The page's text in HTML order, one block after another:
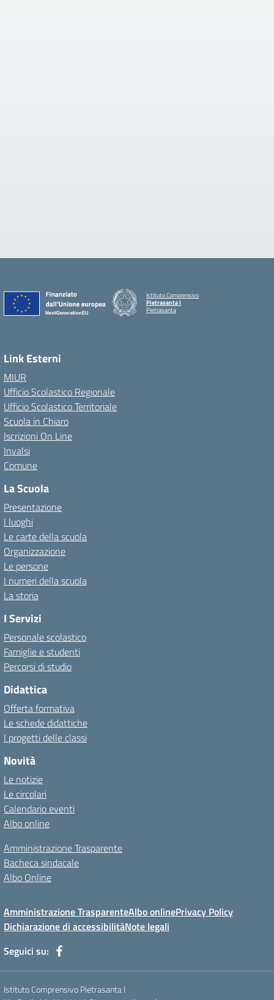
Istituto Comprensivo
Pietrasanta I
Pietrasanta
Link Esterni
MIUR
Ufficio Scolastico Regionale
Ufficio Scolastico Territoriale
Scuola in Chiaro
Iscrizioni On Line
Invalsi
Comune
La Scuola
Presentazione
I luoghi
Le carte della scuola
Organizzazione
Le persone
I numeri della scuola
La storia
I Servizi
Personale scolastico
Famiglie e studenti
Percorsi di studio
Didattica
Offerta formativa
Le schede didattiche
I progetti delle classi
Novità
Le notizie
Le circolari
Calendario eventi
Albo online
Amministrazione Trasparente
Bacheca sindacale
Albo Online
Amministrazione TrasparenteAlbo onlinePrivacy Policy
Dichiarazione di accessibilitàNote legali
Seguici su:
Istituto Comprensivo Pietrasanta I